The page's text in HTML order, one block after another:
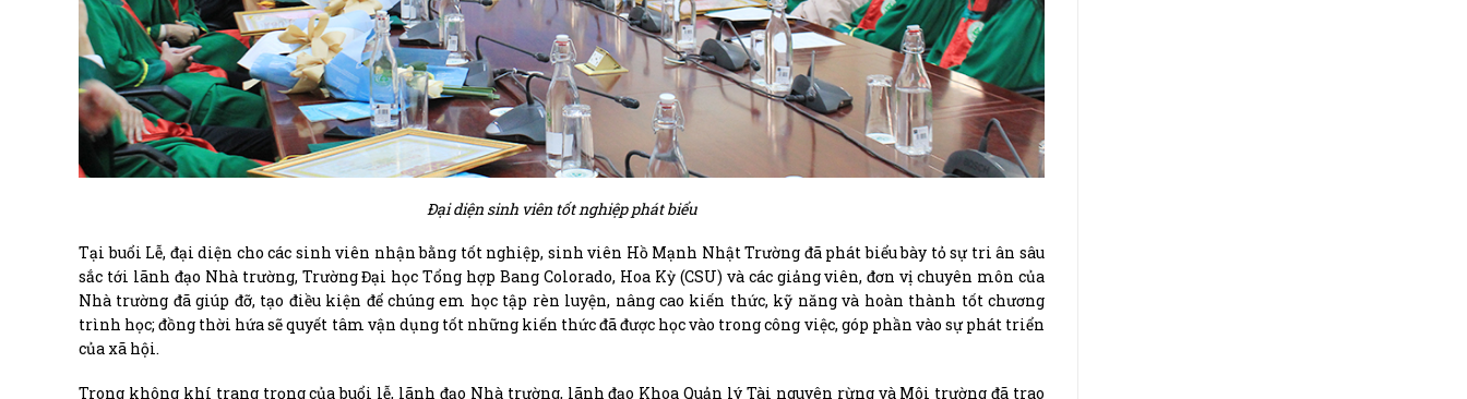
Đại diện sinh viên tốt nghiệp phát biểu
Tại buổi Lễ, đại diện cho các sinh viên nhận bằng tốt nghiệp, sinh viên Hồ Mạnh Nhật Trường đã phát biểu bày tỏ sự tri ân sâu
sắc tới lãnh đạo Nhà trường, Trường Đại học Tổng hợp Bang Colorado, Hoa Kỳ (CSU) và các giảng viên, đơn vị chuyên môn của
Nhà trường đã giúp đỡ, tạo điều kiện để chúng em học tập rèn luyện, nâng cao kiến thức, kỹ năng và hoàn thành tốt chương
trình học; đồng thời hứa sẽ quyết tâm vận dụng tốt những kiến thức đã được học vào trong công việc, góp phần vào sự phát triển
của xã hội.
Trong không khí trang trọng của buổi lễ, lãnh đạo Nhà trường, lãnh đạo Khoa Quản lý Tài nguyên rừng và Môi trường đã trao